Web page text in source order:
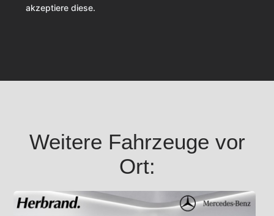
akzeptiere diese.
Weitere Fahrzeuge vor
Ort: